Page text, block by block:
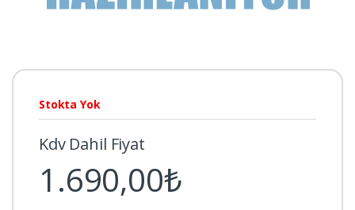
Stokta Yok
Kdv Dahil Fiyat
1.690,00₺